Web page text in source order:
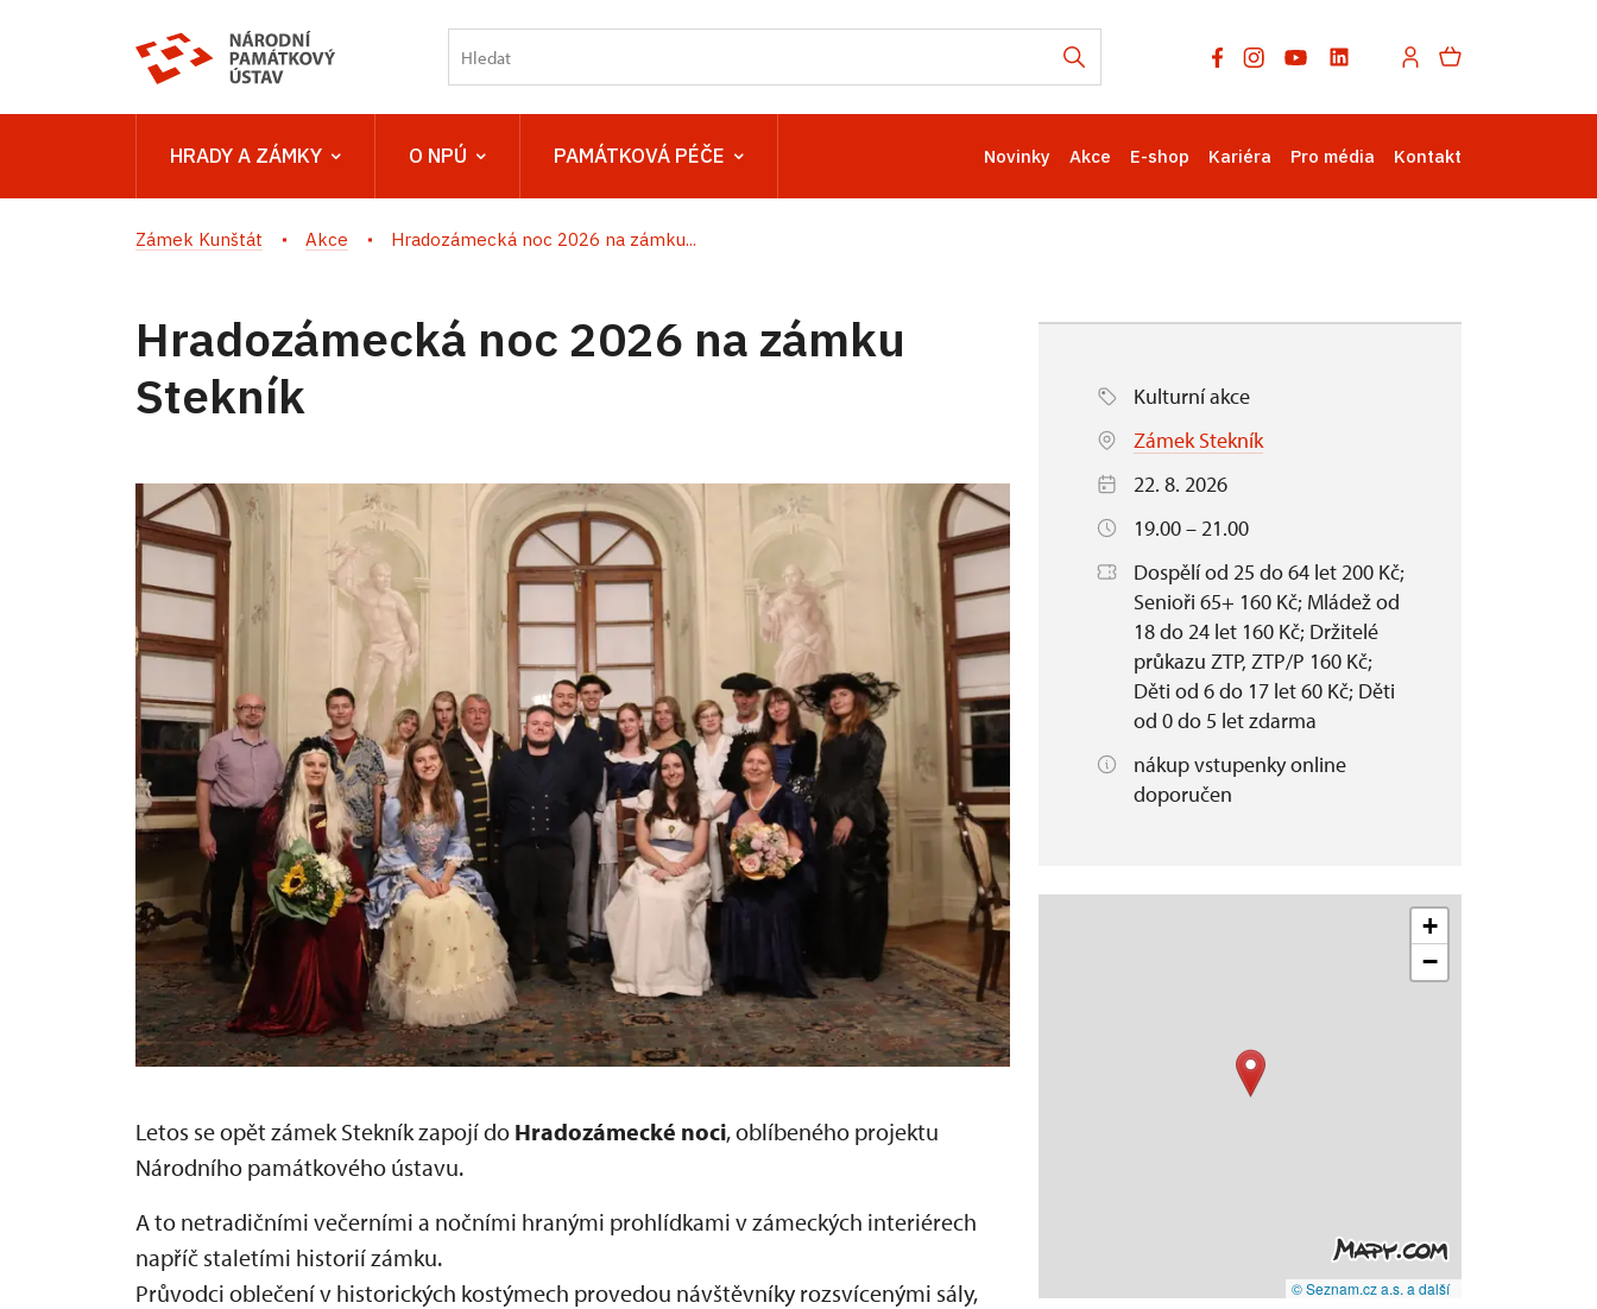
HRADY A ZÁMKY O NPÚ PAMÁTKOVÁ PÉČE Novinky Akce E-shop Kariéra Pro média Kontakt
Zámek Kunštát Akce Hradozámecká noc 2026 na zámku...
Hradozámecká noc 2026 na zámku
Stekník
Letos se opět zámek Stekník zapojí do Hradozámecké noci, oblíbeného projektu
Národního památkového ústavu.
A to netradičními večerními a nočními hranými prohlídkami v zámeckých interiérech
napříč staletími historií zámku.
Průvodci oblečení v historických kostýmech provedou návštěvníky rozsvícenými sály,
Kulturní akce
Zámek Stekník
22. 8. 2026
19.00 – 21.00
Dospělí od 25 do 64 let 200 Kč;
Senioři 65+ 160 Kč; Mládež od
18 do 24 let 160 Kč; Držitelé
průkazu ZTP, ZTP/P 160 Kč;
Děti od 6 do 17 let 60 Kč; Děti
od 0 do 5 let zdarma
nákup vstupenky online
doporučen
+
−
© Seznam.cz a.s. a další